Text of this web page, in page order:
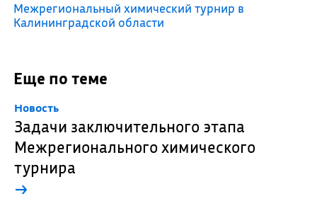
Межрегиональный химический турнир в
Калининградской области
Еще по теме
Новость
Задачи заключительного этапа
Межрегионального химического
турнира
→